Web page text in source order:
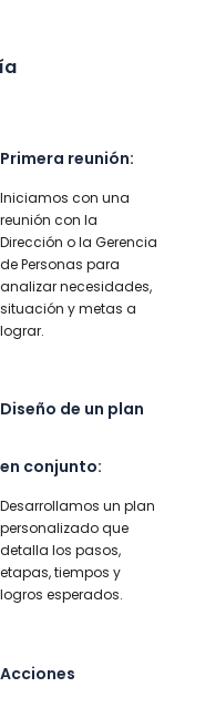
Primera reunión:
Iniciamos con una
reunión con la
Dirección o la Gerencia
de Personas para
analizar necesidades,
situación y metas a
lograr.
Diseño de un plan
en conjunto:​
Desarrollamos un plan
personalizado que
detalla los pasos,
etapas, tiempos y
logros esperados.
Acciones